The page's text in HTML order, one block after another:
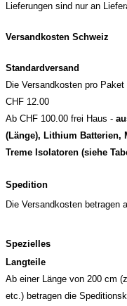
Lieferungen sind nur an
Versandkosten Schweiz
Standardversand
Die Versandkosten pro
CHF 12.00
Ab CHF 100.00 frei Haus -
(Länge), Lithium Batterien,
Treme Isolatoren (siehe
Spedition
Die Versandkosten betragen
Spezielles
Langteile
Ab einer Länge von 200 cm
etc.) betragen die